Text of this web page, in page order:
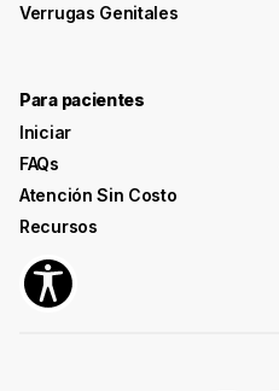
Verrugas Genitales
Para pacientes
Iniciar
FAQs
Atención Sin Costo
Recursos